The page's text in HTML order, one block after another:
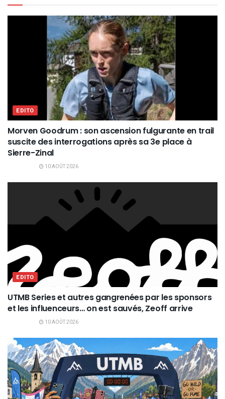
EDITO
Morven Goodrum : son ascension fulgurante en trail
suscite des interrogations après sa 3e place à
Sierre-Zinal
10 AOÛT 2026
EDITO
UTMB Series et autres gangrenées par les sponsors
et les influenceurs… on est sauvés, Zeoff arrive
10 AOÛT 2026